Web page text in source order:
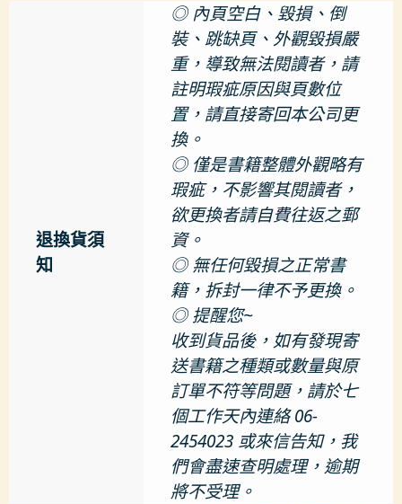
退換貨須
知
◎ 內頁空白、毀損、倒
裝、跳缺頁、外觀毀損嚴
重，導致無法閱讀者，請
註明瑕疵原因與頁數位
置，請直接寄回本公司更
換。
◎ 僅是書籍整體外觀略有
瑕疵，不影響其閱讀者，
欲更換者請自費往返之郵
資。
◎ 無任何毀損之正常書
籍，拆封一律不予更換。
◎ 提醒您~
收到貨品後，如有發現寄
送書籍之種類或數量與原
訂單不符等問題，請於七
個工作天內連絡 06-
2454023 或來信告知，我
們會盡速查明處理，逾期
將不受理。